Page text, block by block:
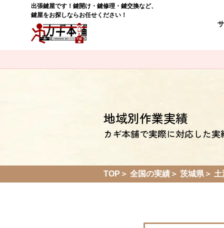
出張鍵屋です！鍵開け・鍵修理・鍵交換など、
鍵屋をお探しならお任せください！
地域別作業実績
カギ本舗で実際に対応した
TOP 全国の実績 茨城県 土